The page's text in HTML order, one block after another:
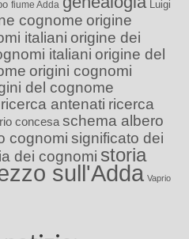
fiume Adda
Luigi
cognome origine
italiani origine dei
italiani origine del
origini cognomi
del cognome
ricerca antenati ricerca
concesa schema albero
cognomi significato dei
dei cognomi storia
sull'Adda Vaprio